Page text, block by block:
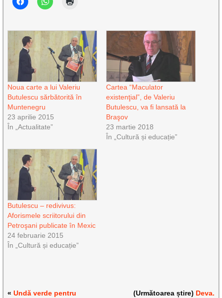
Noua carte a lui Valeriu
Butulescu sărbătorită în
Muntenegru
23 aprilie 2015
În „Actualitate”
Cartea “Maculator
existenţial”, de Valeriu
Butulescu, va fi lansată la
Braşov
23 martie 2018
În „Cultură și educație”
Butulescu – redivivus:
Aforismele scriitorului din
Petroşani publicate în Mexic
24 februarie 2015
În „Cultură și educație”
«Undă verde pentru
(Următoarea știre) Deva.